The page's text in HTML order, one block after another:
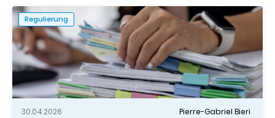
Regulierung
30.04.2026 Pierre-Gabriel Bieri